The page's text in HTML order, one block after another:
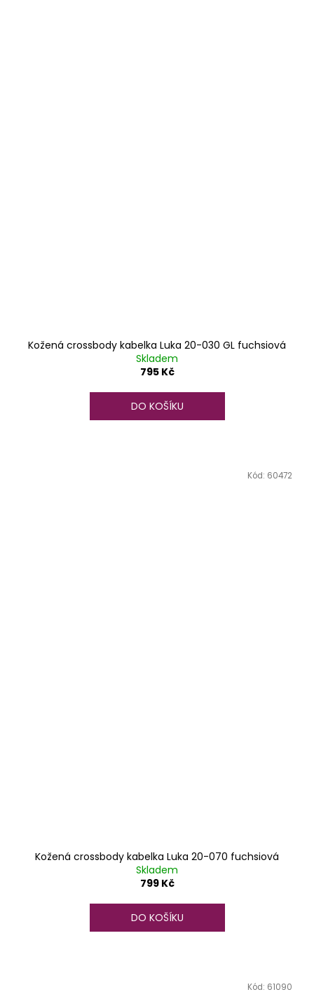
Kožená crossbody kabelka Luka 20-030 GL fuchsiová
Skladem
795 Kč
DO KOŠÍKU
Kožená crossbody kabelka Luka 20-070 fuchsiová
Skladem
799 Kč
DO KOŠÍKU
Kód: 60472
Kód: 61090